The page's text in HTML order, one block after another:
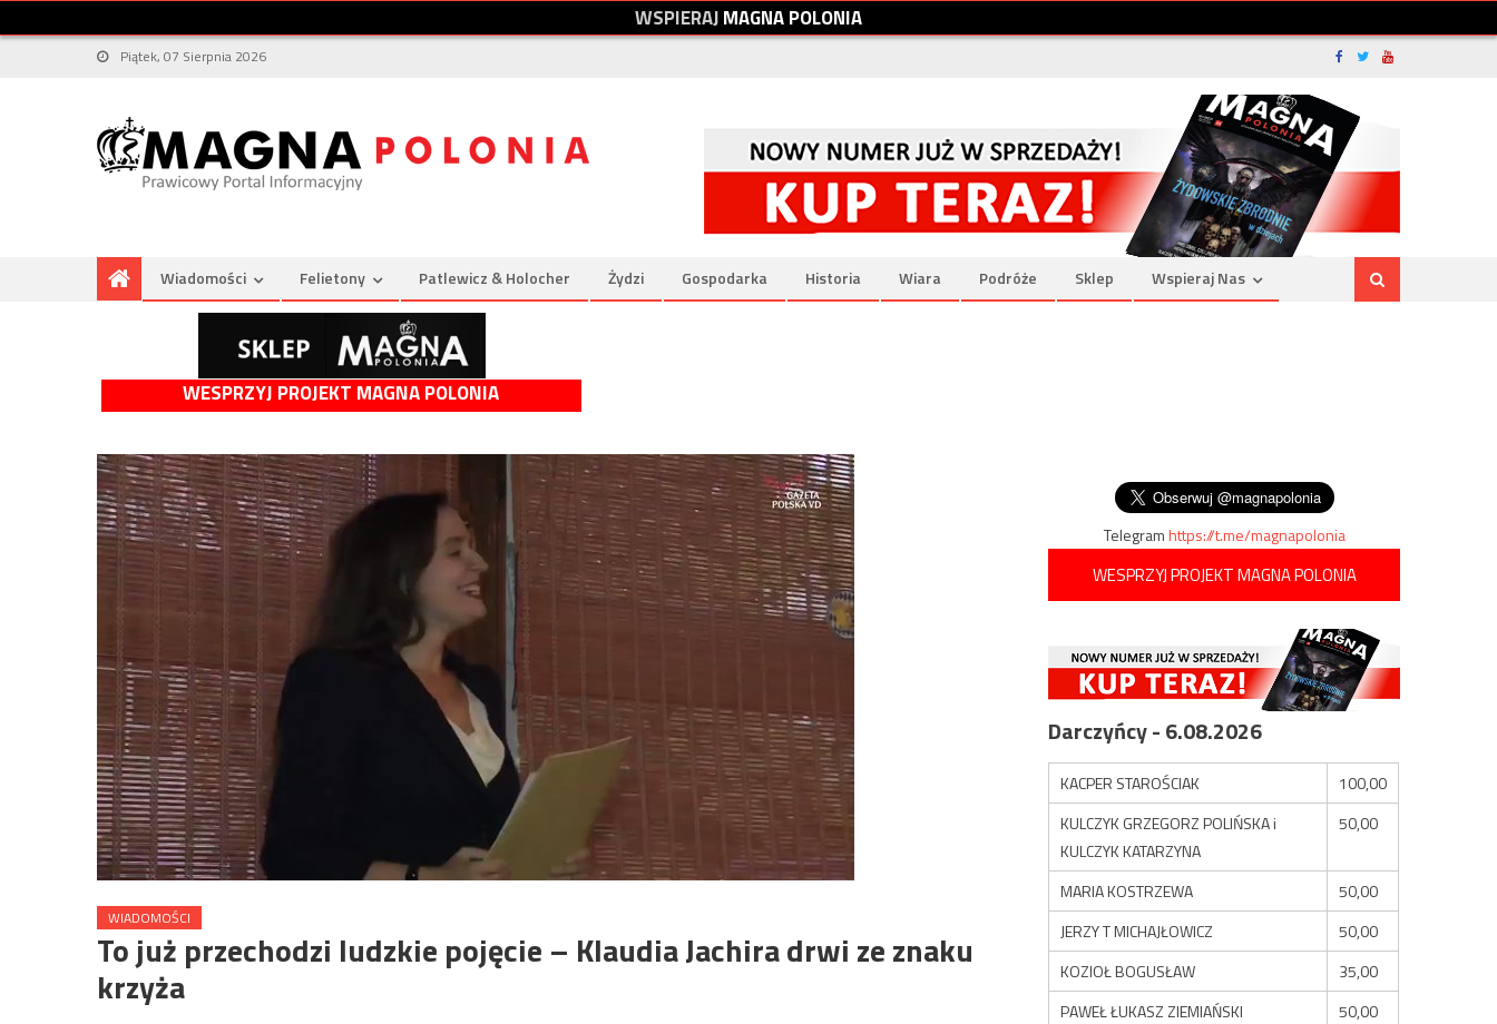
WSPIERAJMAGNAPOLONIA
Piątek, 07 Sierpnia 2026
Wiadomości Felietony Patlewicz & Holocher Żydzi Gospodarka Historia Wiara Podróże Sklep Wspieraj Nas
WESPRZYJ PROJEKT MAGNA POLONIA
WIADOMOŚCI
To już przechodzi ludzkie pojęcie – Klaudia Jachira drwi ze znaku
krzyża
Telegramhttps://t.me/magnapolonia
WESPRZYJ PROJEKT MAGNA POLONIA
Darczyńcy - 6.08.2026
KACPER STAROŚCIAK
100,00
KULCZYK GRZEGORZ POLIŃSKA i
KULCZYK KATARZYNA
50,00
MARIA KOSTRZEWA
50,00
JERZY T MICHAJŁOWICZ
50,00
KOZIOŁ BOGUSŁAW
35,00
PAWEŁ ŁUKASZ ZIEMIAŃSKI
50,00